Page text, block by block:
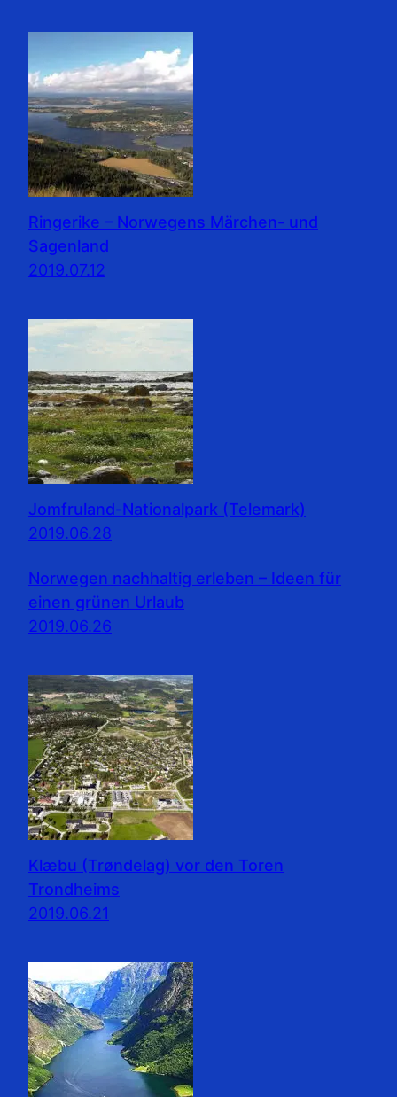
Ringerike – Norwegens Märchen- und
Sagenland
2019.07.12
Jomfruland-Nationalpark (Telemark)
2019.06.28
Norwegen nachhaltig erleben – Ideen für
einen grünen Urlaub
2019.06.26
Klæbu (Trøndelag) vor den Toren
Trondheims
2019.06.21